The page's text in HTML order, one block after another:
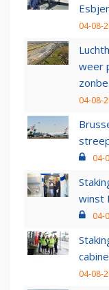
04-08-
weer
04-08-
04-
winst
04-
04-08-